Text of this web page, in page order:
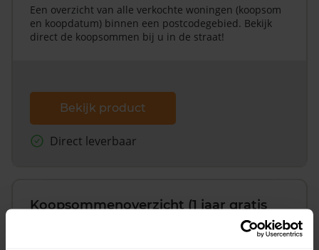
Een overzicht van alle verkochte woningen (koopsom
en koopdatum) binnen een postcodegebied. Bekijk
direct de koopsommen bij u in de straat!
Bekijk product
Direct leverbaar
Koopsommenoverzicht (1 jaar gratis